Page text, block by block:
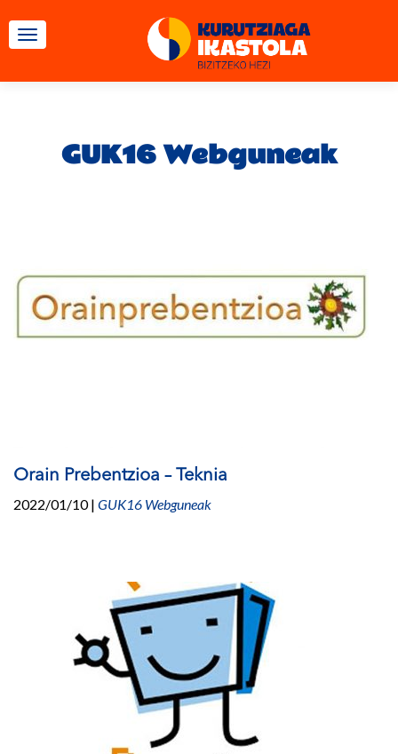
TOGGLE NAVIGATION
GUK16 Webguneak
Orain Prebentzioa – Teknia
2022/01/10| GUK16 Webguneak